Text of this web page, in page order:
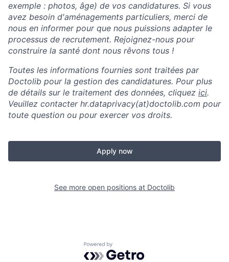
exemple : photos, âge) de vos candidatures. Si vous
avez besoin d'aménagements particuliers, merci de
nous en informer pour que nous puissions adapter le
processus de recrutement. Rejoignez-nous pour
construire la santé dont nous rêvons tous !
Toutes les informations fournies sont traitées par
Doctolib pour la gestion des candidatures. Pour plus
de détails sur le traitement des données, cliquez ici.
Veuillez contacter hr.dataprivacy(at)doctolib.com pour
toute question ou pour exercer vos droits.
Apply now
See more open positions at Doctolib
Powered by Getro.com